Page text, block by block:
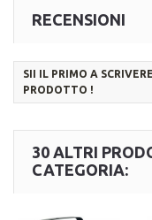
RECENSIONI
SII IL PRIMO A
PRODOTTO !
30 ALTRI
CATEGORIA: